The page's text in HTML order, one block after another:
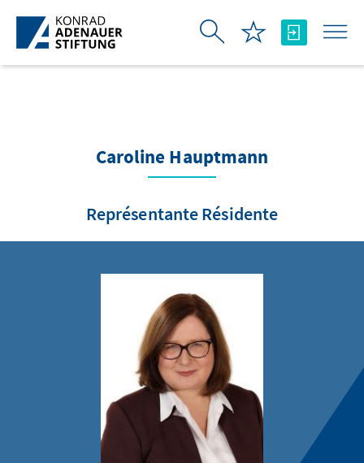
Saut au contenu principal
Caroline Hauptmann
Représentante Résidente